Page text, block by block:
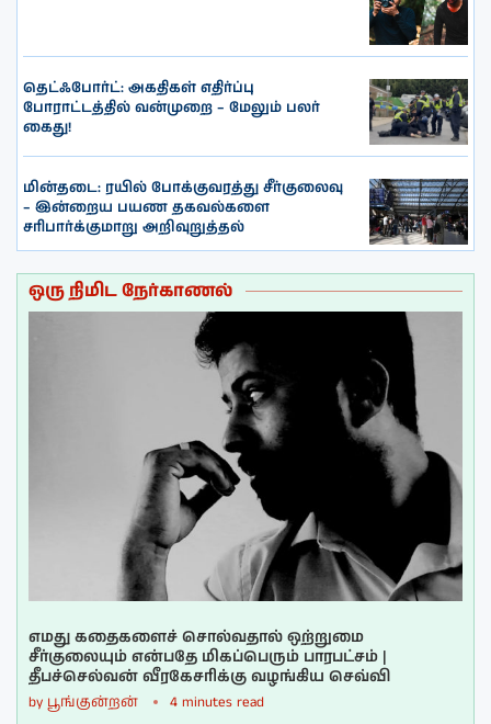
தெட்ஃபோர்ட்: அகதிகள் எதிர்ப்பு
போராட்டத்தில் வன்முறை – மேலும் பலர்
கைது!
மின்தடை: ரயில் போக்குவரத்து சீர்குலைவு
– இன்றைய பயண தகவல்களை
சரிபார்க்குமாறு அறிவுறுத்தல்
ஒரு நிமிட நேர்காணல்
எமது கதைகளைச் சொல்வதால் ஒற்றுமை
சீர்குலையும் என்பதே மிகப்பெரும் பாரபட்சம் |
தீபச்செல்வன் வீரகேசரிக்கு வழங்கிய செவ்வி
by பூங்குன்றன் 4 minutes read